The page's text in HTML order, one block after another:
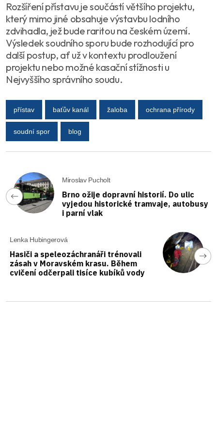
Rozšíření přístavu je součástí většího projektu,
který mimo jiné obsahuje výstavbu lodního
zdvihadla, jež bude raritou na českém území.
Výsledek soudního sporu bude rozhodující pro
další postup, ať už v kontextu prodloužení
projektu nebo možné kasační stížnosti u
Nejvyššího správního soudu.
přístav baťův kanál žaloba ochrana přírody
soudní spor blog
Miroslav Pucholt
Brno ožije dopravní historií. Do ulic
vyjedou historické tramvaje, autobusy
i parní vlak
Lenka Hubingerová
Hasiči a speleozáchranáři trénovali
zásah v Moravském krasu. Během
cvičení odčerpali tisíce kubíků vody